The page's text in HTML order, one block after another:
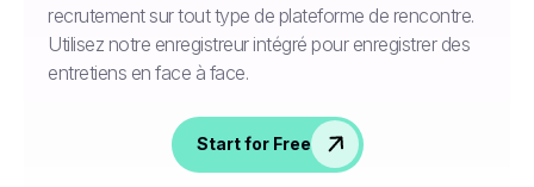
recrutement sur tout type de plateforme de rencontre.
Utilisez notre enregistreur intégré pour enregistrer des
entretiens en face à face.
Start for Free